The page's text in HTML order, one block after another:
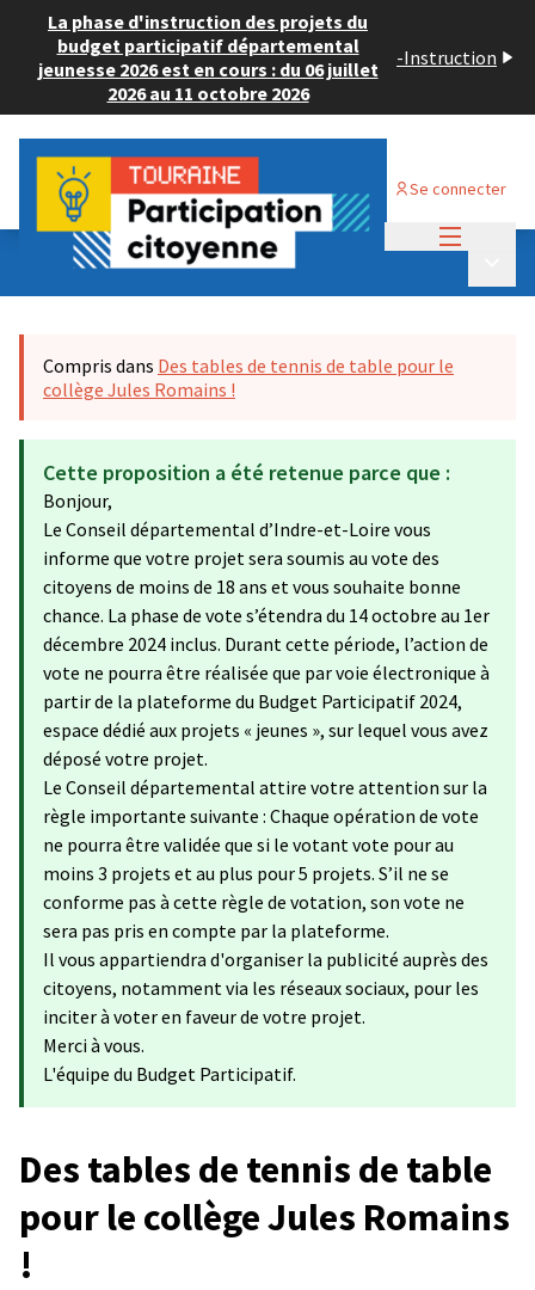
La phase d'instruction des projets du
budget participatif départemental
jeunesse 2026 est en cours : du 06 juillet
2026 au 11 octobre 2026
-Instruction
Se connecter
Budget Participatif JEUNESSE 2024
💡 Consulter les projets déposés
Compris dans Des tables de tennis de table pour le
collège Jules Romains !
Cette proposition a été retenue parce que :
Bonjour,
Le Conseil départemental d’Indre-et-Loire vous
informe que votre projet sera soumis au vote des
citoyens de moins de 18 ans et vous souhaite bonne
chance. La phase de vote s’étendra du 14 octobre au 1er
décembre 2024 inclus. Durant cette période, l’action de
vote ne pourra être réalisée que par voie électronique à
partir de la plateforme du Budget Participatif 2024,
espace dédié aux projets « jeunes », sur lequel vous avez
déposé votre projet.
Le Conseil départemental attire votre attention sur la
règle importante suivante : Chaque opération de vote
ne pourra être validée que si le votant vote pour au
moins 3 projets et au plus pour 5 projets. S’il ne se
conforme pas à cette règle de votation, son vote ne
sera pas pris en compte par la plateforme.
Il vous appartiendra d'organiser la publicité auprès des
citoyens, notamment via les réseaux sociaux, pour les
inciter à voter en faveur de votre projet.
Merci à vous.
L'équipe du Budget Participatif.
Des tables de tennis de table
pour le collège Jules Romains
!